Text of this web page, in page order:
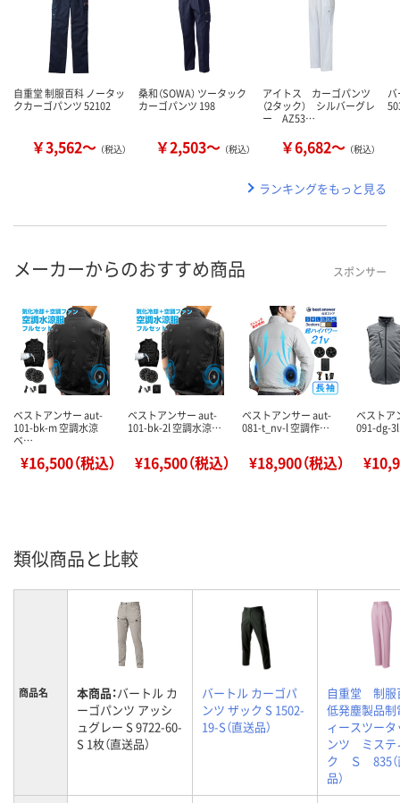
自重堂 制服百科 ノータッ
クカーゴパンツ 52102
￥3,562～ （税込）
桑和（SOWA） ツータック
カーゴパンツ 198
￥2,503～ （税込）
アイトス カーゴパンツ
（2タック） シルバーグレ
ー AZ53…
￥6,682～ （税込）
ランキングをもっと見る
メーカーからのおすすめ商品 スポンサー
ベストアンサー aut-
101-bk-m 空調水涼
ベ…
¥16,500（税込）
ベストアンサー aut-
101-bk-2l 空調水涼…
¥16,500（税込）
ベストアンサー aut-
081-t_nv-l 空調作…
¥18,900（税込）
ベストア
091-dg-
類似商品と比較
商品名 本商品：バートル カ
ーゴパンツ アッシ
ュグレー S 9722-60-
S 1枚（直送品）
バートル カーゴパ
ンツ ザック S 1502-
19-S（直送品）
自重堂 制
低発塵製品制
ィースツー
ンツ ミステ
ク Ｓ 835（
品）